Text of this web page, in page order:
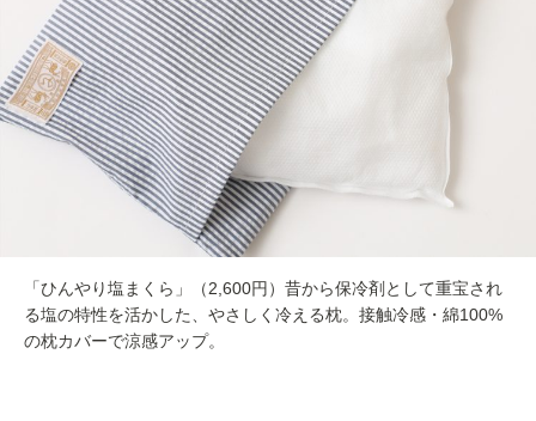
「ひんやり塩まくら」（2,600円）昔から保冷剤として重宝され
る塩の特性を活かした、やさしく冷える枕。接触冷感・綿100%
の枕カバーで涼感アップ。